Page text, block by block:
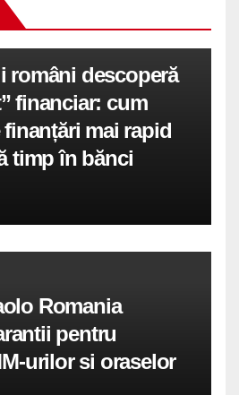
români descoperă
financiar: cum
mai rapid
timp în bănci
Romania
pentru
urilor si oraselor